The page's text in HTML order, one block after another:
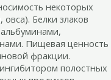
некоторых
Белки злаков
Пищевая ценность
фракции.
полостных